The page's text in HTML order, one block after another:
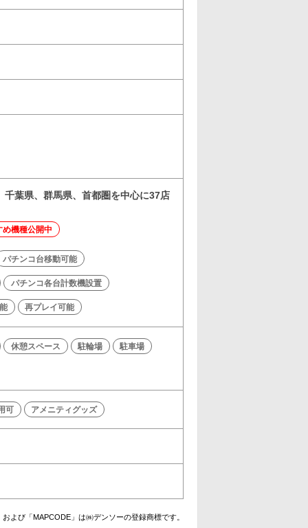
千葉県、群馬県、首都圏を中心に37店
め機種公開中
パチンコ台移動可能
パチンコ各台計数機設置
再プレイ可能
休憩スペース 駐輪場 駐車場
可 アメニティグッズ
および「MAPCODE」は㈱デンソーの登録商標です。